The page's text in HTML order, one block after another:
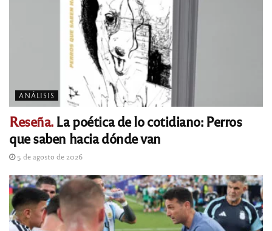
ANÁLISIS
Reseña.La poética de lo cotidiano: Perros
que saben hacia dónde van
5 de agosto de 2026